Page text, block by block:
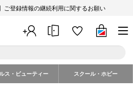
ご登録情報の継続利用に関するお願い
ス・ビューティー スクール・ホビー